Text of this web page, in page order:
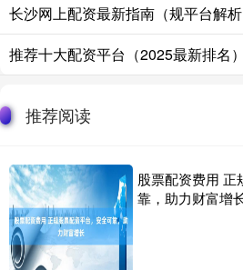
长沙网上配资最新指南（规平台解析
推荐十大配资平台（2025最新排名）
推荐阅读
股票配资费用 正
靠，助力财富增